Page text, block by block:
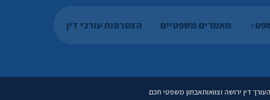
מאמרים משפטיים הצטרפות עורכי דין
עורך דין ירושה וצוואותאבחון משפטי חכם